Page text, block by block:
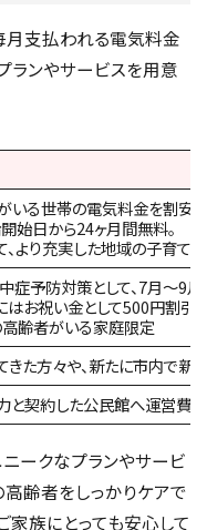
月支払われる電気料金
ランやサービスを用意
いる世帯の電気料金を割安に
始日から24ヶ月間無料。
より充実した地域の子育て
症予防対策として、7月～9
はお祝い金として500円割引。
齢者がいる家庭限定
きた方々や、新たに市内で
と契約した公民館へ運営費
ークなプランやサービ
齢者をしっかりケアで
家族にとっても安心して